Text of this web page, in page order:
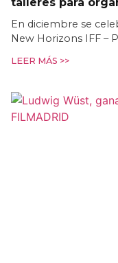
En diciembre se
New Horizons IFF –
LEER MÁS >>